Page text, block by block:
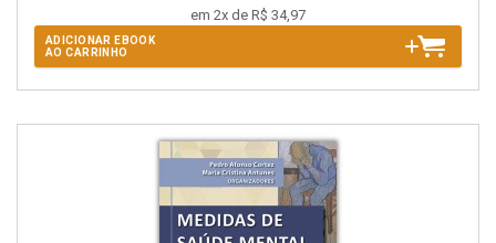
em 2x de R$ 34,97
ADICIONAR EBOOK
AO CARRINHO